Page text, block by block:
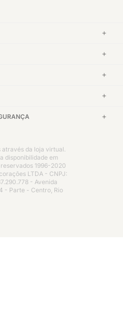
da loja virtual.
disponibilidade em
1996-2020
LTDA - CNPJ:
- Avenida
- Parte - Centro, Rio